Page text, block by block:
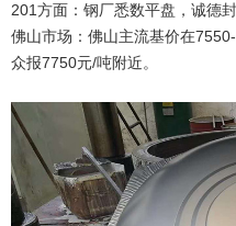
201方面：钢厂悉数平盘，诚德
佛山市场：佛山主流基价在
众报7750元/吨附近。